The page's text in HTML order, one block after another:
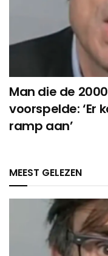
Man die de
voorspelde: ‘Er
ramp aan’
MEEST GELEZEN